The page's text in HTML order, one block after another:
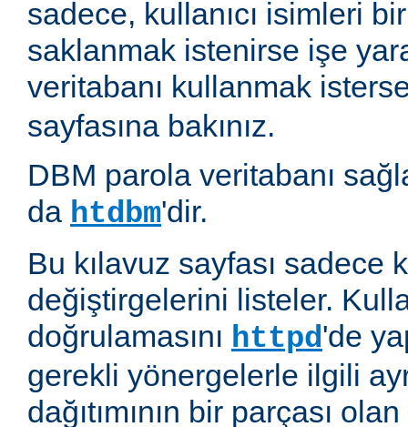
sadece, kullanıcı isimleri
saklanmak istenirse işe
veritabanı kullanmak
sayfasına bakınız.
DBM parola veritabanı
da htdbm'dir.
Bu kılavuz sayfası sadece
değiştirgelerini listeler.
doğrulamasını httpd'de
gerekli yönergelerle ilgili
dağıtımının bir parçası